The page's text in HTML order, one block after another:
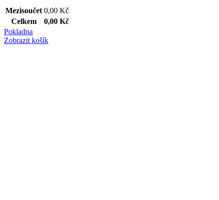
Mezisoučet 0,00 Kč
Celkem
0,00 Kč
Pokladna
Zobrazit košík